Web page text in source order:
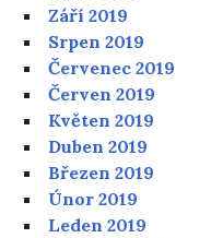
Září 2019
Srpen 2019
Červenec 2019
Červen 2019
Květen 2019
Duben 2019
Březen 2019
Únor 2019
Leden 2019